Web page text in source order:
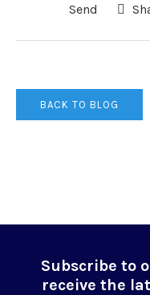
Send
BACK TO BLOG
Subscribe to
receive the